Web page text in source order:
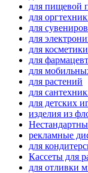
для пищевой
для
для сувениров
для
для косметики
для
для
для растений
для
для детских
изделия из
рекламные
для
Кассеты для
для отливки